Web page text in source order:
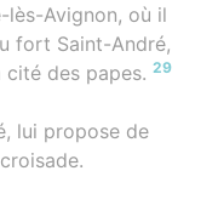
lès-Avignon, où il
fort Saint-André,
cité des papes. 29
lui propose de